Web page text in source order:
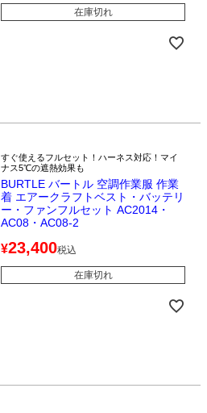
在庫切れ
すぐ使えるフルセット！ハーネス対応！マイ
ナス5℃の遮熱効果も
BURTLE バートル 空調作業服 作業
着 エアークラフトベスト・バッテリ
ー・ファンフルセット AC2014・
AC08・AC08-2
¥23,400税込
在庫切れ